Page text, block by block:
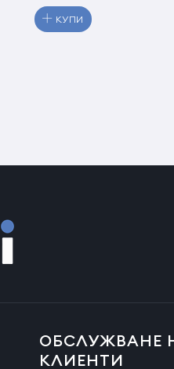
КУПИ
ОБСЛУЖВАНЕ
КЛИЕНТИ